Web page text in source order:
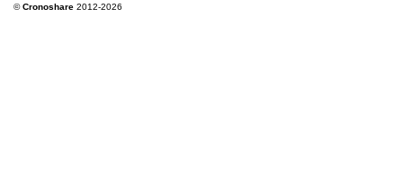
©Cronoshare 2012-2026